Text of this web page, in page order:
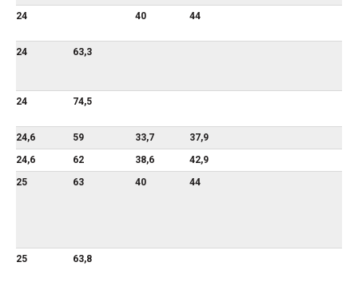
24 40 44
24 63,3
24 74,5
24,6 59 33,7
37,9
24,6
62 38,6
42,9
25
63 40 44
25 63,8